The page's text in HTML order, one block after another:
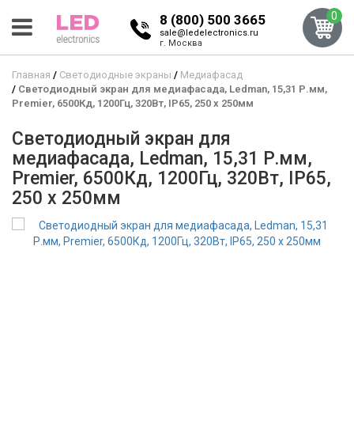
8 (800) 500 3665
sale@ledelectronics.ru
г. Москва
0
Главная Светодиодные экраны
Медиафасад
Светодиодный экран для медиафасада, Ledman, 15,31 Р.мм,
Premier, 6500Кд, 1200Гц, 320Вт, IP65, 250 x 250мм
Светодиодный экран для
медиафасада, Ledman, 15,31 Р.мм,
Premier, 6500Кд, 1200Гц, 320Вт, IP65,
250 x 250мм